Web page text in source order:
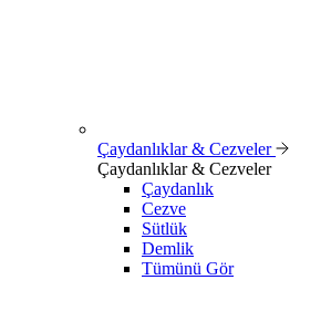
Çaydanlıklar & Cezveler
Çaydanlıklar & Cezveler
Çaydanlık
Cezve
Sütlük
Demlik
Tümünü Gör